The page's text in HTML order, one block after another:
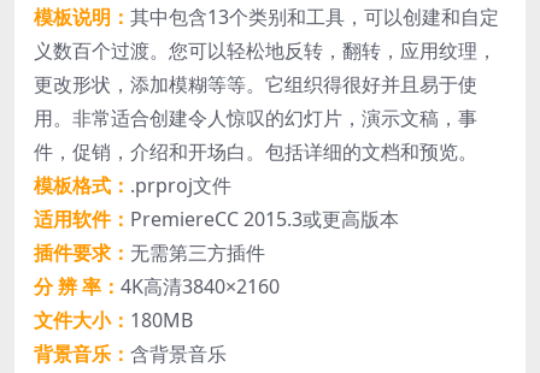
模板说明： 其中包含13个类别和工具，可以创建和自定
义数百个过渡。您可以轻松地反转，翻转，应用纹理，
更改形状，添加模糊等等。它组织得很好并且易于使
用。非常适合创建令人惊叹的幻灯片，演示文稿，事
件，促销，介绍和开场白。包括详细的文档和预览。
模板格式： .prproj文件
适用软件： PremiereCC 2015.3或更高版本
插件要求： 无需第三方插件
分 辨 率： 4K高清3840×2160
文件大小： 180MB
背景音乐： 含背景音乐